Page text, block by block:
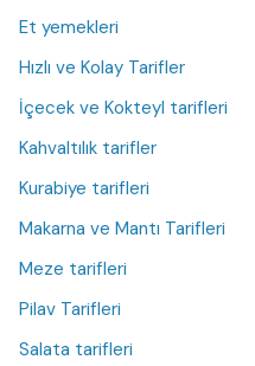
Et yemekleri
Hızlı ve Kolay Tarifler
İçecek ve Kokteyl tarifleri
Kahvaltılık tarifler
Kurabiye tarifleri
Makarna ve Mantı Tarifleri
Meze tarifleri
Pilav Tarifleri
Salata tarifleri